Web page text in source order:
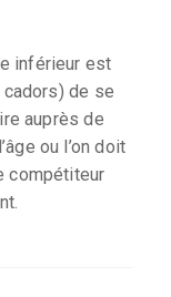
inférieur est
de se
auprès de
ou l’on doit
compétiteur